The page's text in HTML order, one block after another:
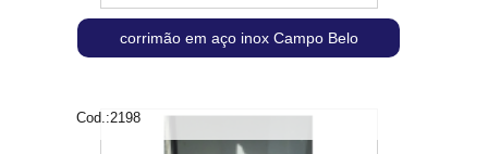
corrimão em aço inox Campo Belo
Cod.:2198